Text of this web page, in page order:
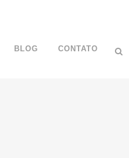
BLOG CONTATO